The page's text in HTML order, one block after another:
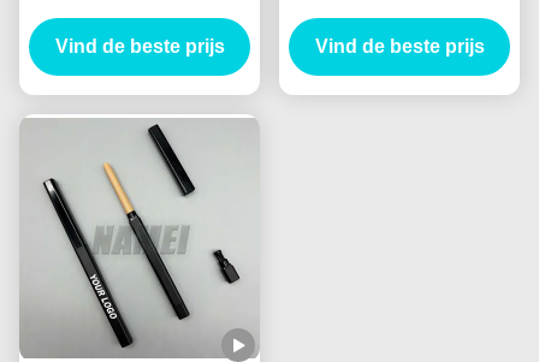
eyeliner buis met
borstel lip liner potlood
container met chipper
Vind de beste prijs
Potlood Container
Blister potlood Slim
Leeg Lip Liner Tube
Vind de beste prijs